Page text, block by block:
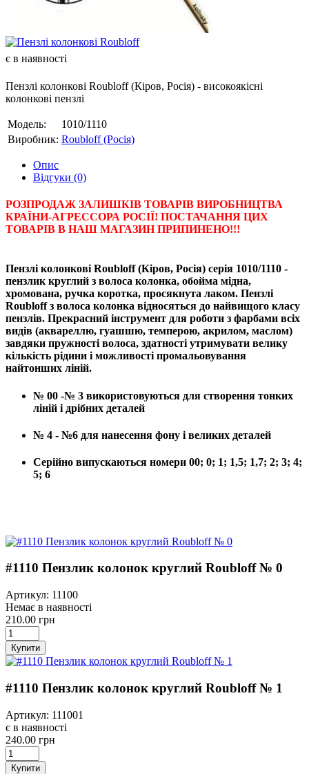
є в наявності
Пензлі колонкові Roubloff (Кіров, Росія) - високоякісні
колонкові пензлі
Модель:
1010/1110
Виробник: Roubloff (Росія)
Опис
Відгуки (0)
РОЗПРОДАЖ ЗАЛИШКІВ ТОВАРІВ ВИРОБНИЦТВА
КРАЇНИ-АГРЕССОРА РОСІЇ! ПОСТАЧАННЯ ЦИХ
ТОВАРІВ В НАШ МАГАЗИН ПРИПИНЕНО!!!
Пензлі колонкові Roubloff (Кіров, Росія) серія 1010/1110 -
пензлик круглий з волоса колонка, обойма мідна,
хромована, ручка коротка, просякнута лаком. Пензлі
Roubloff з волоса колонка відносяться до найвищого класу
пензлів. Прекрасний інструмент для роботи з фарбами всіх
видів (аквареллю, гуашшю, темперою, акрилом, маслом)
завдяки пружності волоса, здатності утримувати велику
кількість рідини і можливості промальовування
найтонших ліній.
№ 00 -№ 3 використовуються для створення тонких
ліній і дрібних деталей
№ 4 - №6 для нанесення фону і великих деталей
Серійно випускаються номери 00; 0; 1; 1,5; 1,7; 2; 3; 4;
5; 6
#1110 Пензлик колонок круглий Roubloff № 0
Артикул: 11100
Немає в наявності
210.00 грн
Купити
#1110 Пензлик колонок круглий Roubloff № 1
Артикул: 111001
є в наявності
240.00 грн
Купити